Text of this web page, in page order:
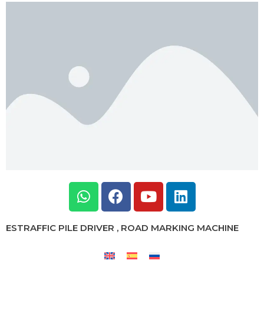
ESTRAFFIC PILE DRIVER , ROAD MARKING MACHINE